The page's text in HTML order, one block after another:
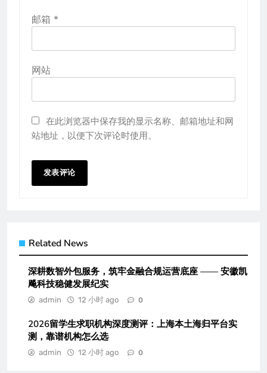
邮箱 *
网站
在此浏览器中保存我的显示名称、邮箱地址和网
站地址，以便下次评论时使用。
Related News
深耕数智外包服务，筑牢金融合规运营底座 —— 安徽凯
飚科技稳健发展纪实
admin 12 小时 ago 0
2026留学生求职机构深度测评：上海本土海归平台实
测，靠谱机构怎么选
admin 12 小时 ago 0